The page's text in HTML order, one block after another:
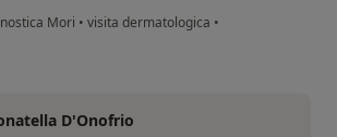
Mori • visita dermatologica •
mr
D'Onofrio